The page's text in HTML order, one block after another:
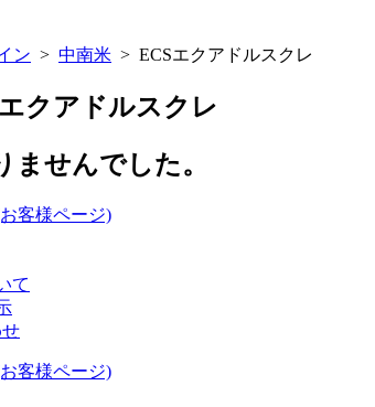
ン > 中南米 > ECSエクアドルスクレ
クアドルスクレ
ませんでした。
客様ページ)
て
客様ページ)